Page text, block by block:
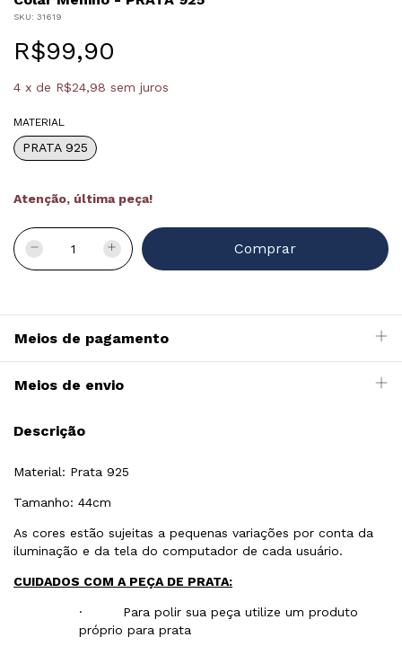
SKU: 31619
R$99,90
4 x de R$24,98 sem juros
MATERIAL
PRATA 925
Atenção, última peça!
Meios de pagamento
Meios de envio
Descrição
Material: Prata 925
Tamanho: 44cm
As cores estão sujeitas a pequenas variações por conta da
iluminação e da tela do computador de cada usuário.
CUIDADOS COM A PEÇA DE PRATA:
· Para polir sua peça utilize um produto
próprio para prata